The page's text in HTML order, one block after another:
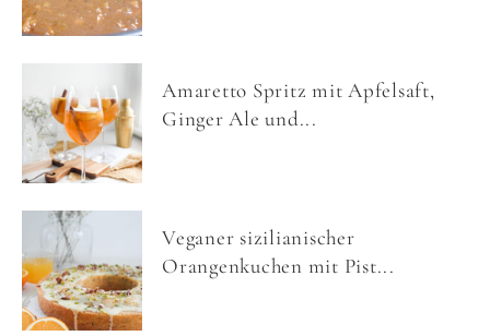
Amaretto Spritz mit Apfelsaft,
Ginger Ale und...
Veganer sizilianischer
Orangenkuchen mit Pist...